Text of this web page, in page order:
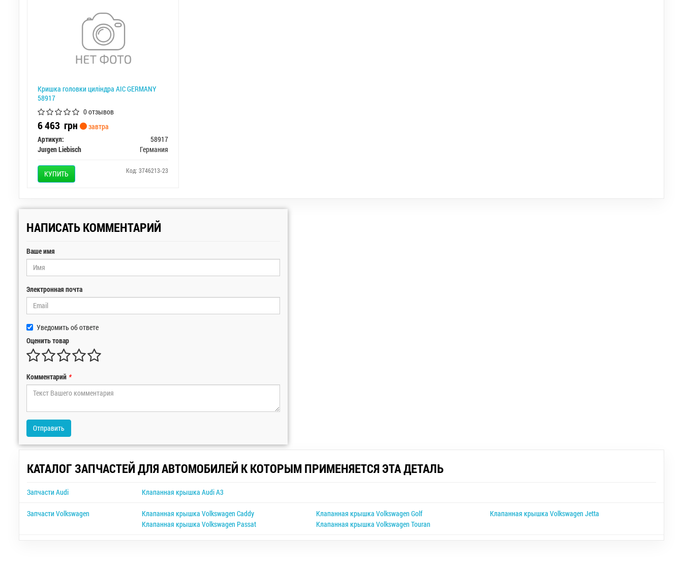
Кришка головки цилiндра AIC GERMANY
58917
0 отзывов
6 463 грн
завтра
Артикул:
58917
Jurgen Liebisch
Германия
КУПИТЬ Код: 3746213-23
НАПИСАТЬ КОММЕНТАРИЙ
Ваше имя
Электронная почта
Уведомить об ответе
Оценить товар
Комментарий *
Отправить
КАТАЛОГ ЗАПЧАСТЕЙ ДЛЯ АВТОМОБИЛЕЙ К КОТОРЫМ ПРИМЕНЯЕТСЯ ЭТА ДЕТАЛЬ
Запчасти Audi Клапанная крышка Audi A3
Запчасти Volkswagen Клапанная крышка Volkswagen Caddy Клапанная крышка Volkswagen Golf
Клапанная крышка Volkswagen Jetta
Клапанная крышка Volkswagen Passat
Клапанная крышка Volkswagen Touran